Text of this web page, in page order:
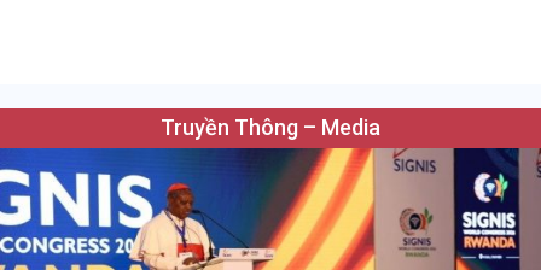
Truyền Thông – Media